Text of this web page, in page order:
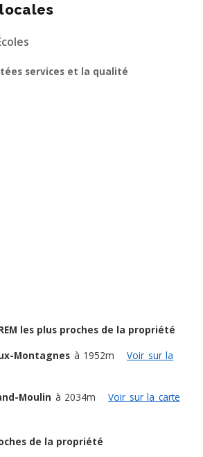
services et la qualité
les plus proches de la propriété
Montagnes à 1952m
Voir sur la
Moulin à 2034m Voir sur la carte
de la propriété